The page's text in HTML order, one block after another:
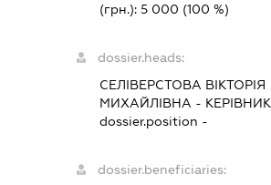
(грн.): 5 000 (100 %)
dossier.heads:
СЕЛІВЕРСТОВА ВІКТОРІЯ
МИХАЙЛІВНА - КЕРІВНИК
dossier.position -
dossier.beneficiaries: